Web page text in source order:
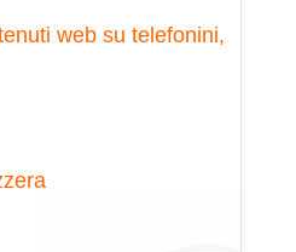
web su telefonini,